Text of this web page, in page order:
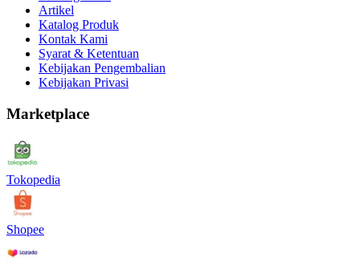
Artikel
Katalog Produk
Kontak Kami
Syarat & Ketentuan
Kebijakan Pengembalian
Kebijakan Privasi
Marketplace
Tokopedia
Shopee